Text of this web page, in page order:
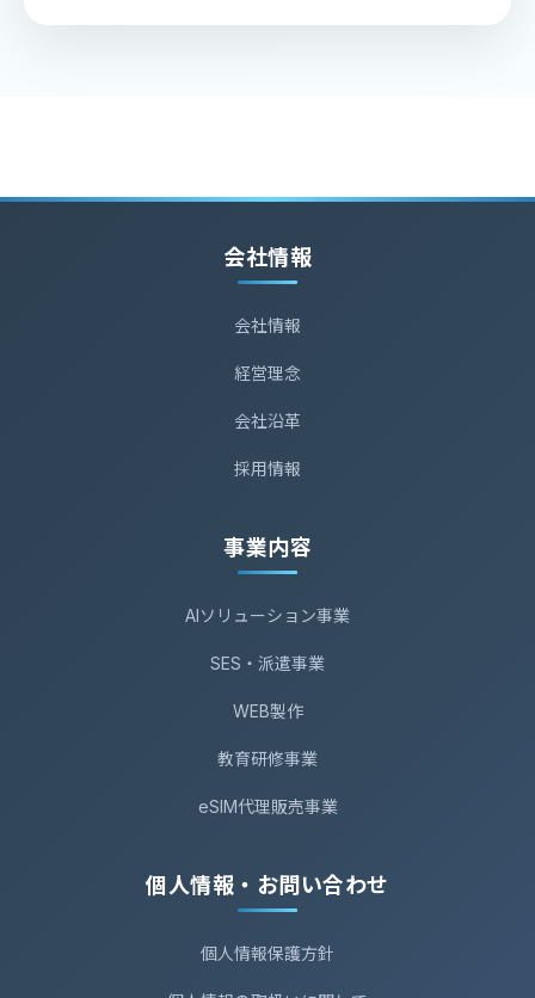
サーバ上で貴殿の問合せに関する個人情報を管
■ 提供の任意性とその結果
項目の記載がない場合には回答をお送りするこ
とができないおそれがあります。
■ 個人情報の開示等の要求
あった場合、できる限り迅速に対応いたしま
わせください。 （開示等とは利用目的の
通知，開示，内容の訂正，追加又は削除，利用
の停止，消去及び第三者への提供の停止のこと
電話：03-6258-1325 ／ FAX：03-6258-
URL：https://www.mts-soft.co.jp
会社情報
会社情報
経営理念
会社沿革
採用情報
事業内容
AIソリューション事業
SES・派遣事業
WEB製作
教育研修事業
eSIM代理販売事業
個人情報・お問い合わせ
個人情報保護方針